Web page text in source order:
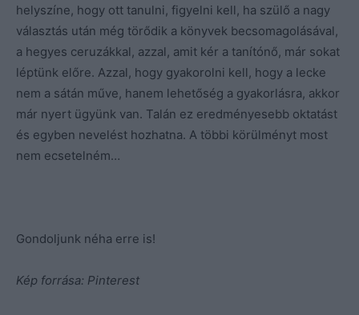
helyszíne, hogy ott tanulni, figyelni kell, ha szülő a nagy
választás után még törődik a könyvek becsomagolásával,
a hegyes ceruzákkal, azzal, amit kér a tanítónő, már sokat
léptünk előre. Azzal, hogy gyakorolni kell, hogy a lecke
nem a sátán műve, hanem lehetőség a gyakorlásra, akkor
már nyert ügyünk van. Talán ez eredményesebb oktatást
és egyben nevelést hozhatna. A többi körülményt most
nem ecsetelném…
Gondoljunk néha erre is!
Kép forrása: Pinterest